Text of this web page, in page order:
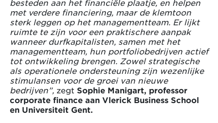
besteden aan het financiële plaatje, en helpen
met verdere financiering, maar de klemtoon
sterk leggen op het managementteam. Er lijkt
ruimte te zijn voor een praktischere aanpak
wanneer durfkapitalisten, samen met het
managementteam, hun portfoliobedrijven actief
tot ontwikkeling brengen. Zowel strategische
als operationele ondersteuning zijn wezenlijke
stimulansen voor de groei van nieuwe
bedrijven”, zegt Sophie Manigart, professor
corporate finance aan Vlerick Business School
en Universiteit Gent.